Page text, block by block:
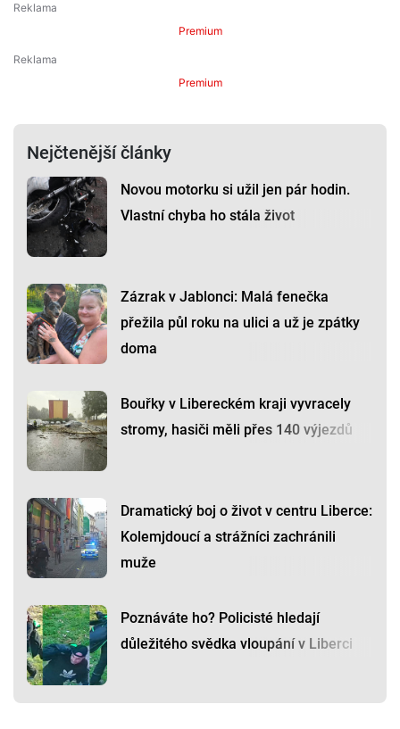
Premium
Premium
Nejčtenější články
Novou motorku si užil jen pár hodin.
Vlastní chyba ho stála život
Zázrak v Jablonci: Malá fenečka
přežila půl roku na ulici a už je zpátky
doma
Bouřky v Libereckém kraji vyvracely
stromy, hasiči měli přes 140 výjezdů
Dramatický boj o život v centru Liberce:
Kolemjdoucí a strážníci zachránili
muže
Poznáváte ho? Policisté hledají
důležitého svědka vloupání v Liberci